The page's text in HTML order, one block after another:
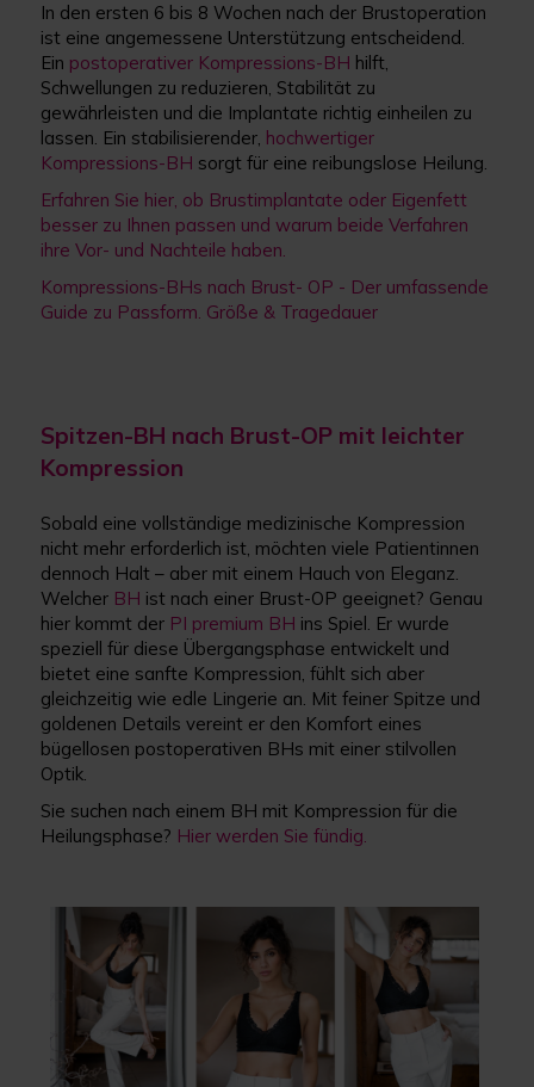
In den ersten 6 bis 8 Wochen nach der Brustoperation
ist eine angemessene Unterstützung entscheidend.
Ein postoperativer Kompressions-BH hilft,
Schwellungen zu reduzieren, Stabilität zu
gewährleisten und die Implantate richtig einheilen zu
lassen. Ein stabilisierender, hochwertiger
Kompressions-BH sorgt für eine reibungslose Heilung.
Erfahren Sie hier, ob Brustimplantate oder Eigenfett
besser zu Ihnen passen und warum beide Verfahren
ihre Vor- und Nachteile haben.
Kompressions-BHs nach Brust- OP - Der umfassende
Guide zu Passform. Größe & Tragedauer
Spitzen-BH nach Brust-OP mit leichter
Kompression
Sobald eine vollständige medizinische Kompression
nicht mehr erforderlich ist, möchten viele Patientinnen
dennoch Halt – aber mit einem Hauch von Eleganz.
Welcher BH ist nach einer Brust-OP geeignet? Genau
hier kommt der PI premium BH ins Spiel. Er wurde
speziell für diese Übergangsphase entwickelt und
bietet eine sanfte Kompression, fühlt sich aber
gleichzeitig wie edle Lingerie an. Mit feiner Spitze und
goldenen Details vereint er den Komfort eines
bügellosen postoperativen BHs mit einer stilvollen
Optik.
Sie suchen nach einem BH mit Kompression für die
Heilungsphase? Hier werden Sie fündig.